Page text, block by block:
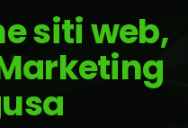
per
DI
siti web,